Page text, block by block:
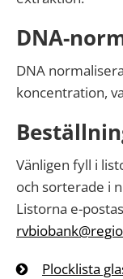
DNA-
DNA
koncentration,
Vänligen fyll i
och sorterade i
Listorna e-
Plocklista